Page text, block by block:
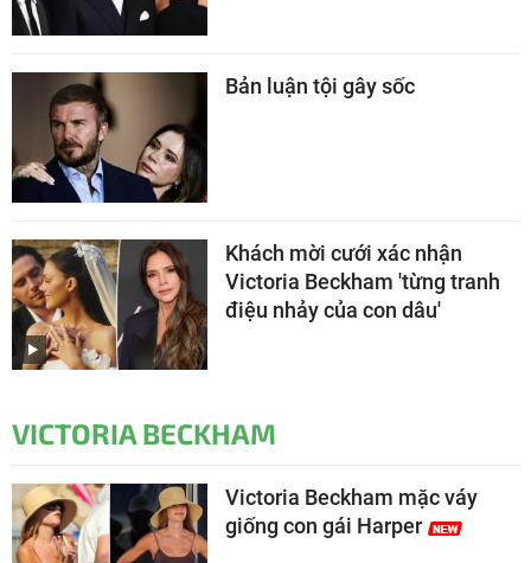
Bản luận tội gây sốc
Khách mời cưới xác nhận
Victoria Beckham 'từng tranh
điệu nhảy của con dâu'
VICTORIA BECKHAM
Victoria Beckham mặc váy
giống con gái Harper